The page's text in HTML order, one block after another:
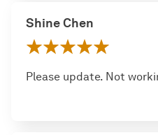
Shine Chen
Please update. Not